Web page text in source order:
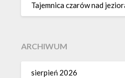
Tajemnica czarów nad
ARCHIWUM
sierpień 2026